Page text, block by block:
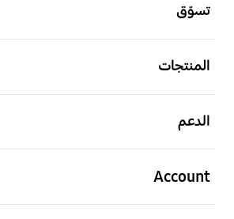
تسوّق
المنتجات
الدعم
Account